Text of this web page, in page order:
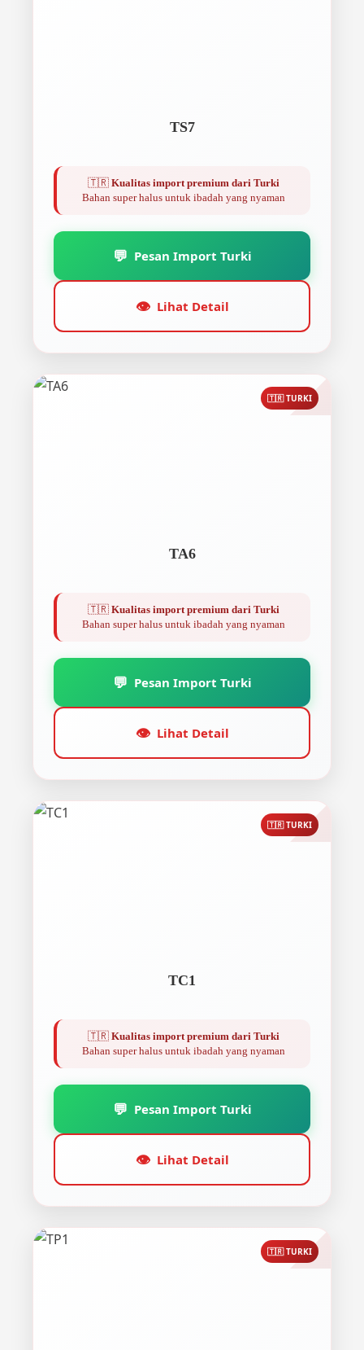
TS7
🇹🇷 Kualitas import premium dari Turki
Bahan super halus untuk ibadah yang nyaman
💬 Pesan Import Turki
👁️ Lihat Detail
🇹🇷 TURKI
TA6
🇹🇷 Kualitas import premium dari Turki
Bahan super halus untuk ibadah yang nyaman
💬 Pesan Import Turki
👁️ Lihat Detail
🇹🇷 TURKI
TC1
🇹🇷 Kualitas import premium dari Turki
Bahan super halus untuk ibadah yang nyaman
💬 Pesan Import Turki
👁️ Lihat Detail
🇹🇷 TURKI